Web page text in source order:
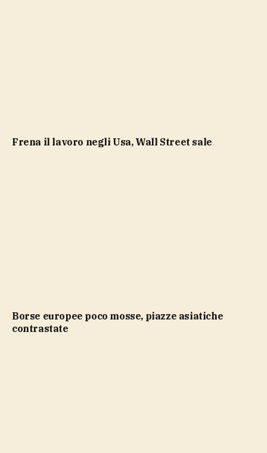
Frena il lavoro negli Usa, Wall Street sale
Borse europee poco mosse, piazze asiatiche
contrastate